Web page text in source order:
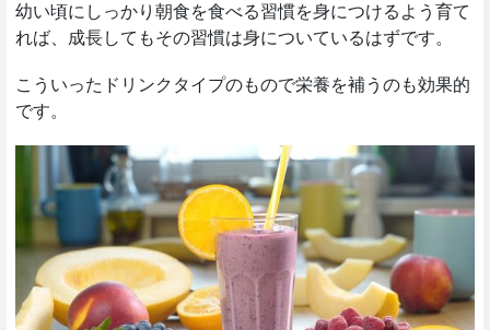
幼い頃にしっかり朝食を食べる習慣を身につけるよう育て
れば、成長してもその習慣は身についているはずです。
こういったドリンクタイプのもので栄養を補うのも効果的
です。